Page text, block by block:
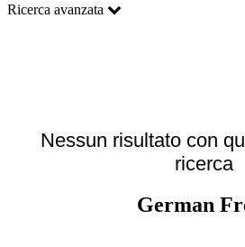
Ricerca avanzata
Nessun risultato con
ricerca
German